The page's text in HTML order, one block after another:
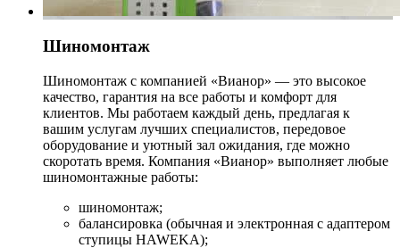
Шиномонтаж
Шиномонтаж с компанией «Вианор» — это высокое
качество, гарантия на все работы и комфорт для
клиентов. Мы работаем каждый день, предлагая к
вашим услугам лучших специалистов, передовое
оборудование и уютный зал ожидания, где можно
скоротать время. Компания «Вианор» выполняет любые
шиномонтажные работы:
шиномонтаж;
балансировка (обычная и электронная с адаптером
ступицы HAWEKA);